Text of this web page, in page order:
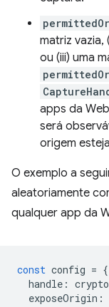
matriz vazia,
ou (iii) uma
apps da
será
origem
O exemplo a
aleatoriamente
qualquer app da
const config = {
handle : crypto
exposeOrigin :